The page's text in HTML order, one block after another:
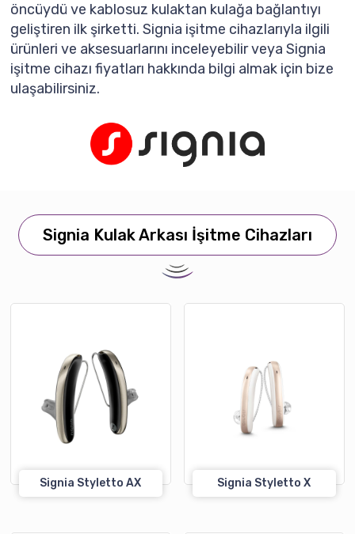
öncüydü ve kablosuz kulaktan kulağa bağlantıyı
geliştiren ilk şirketti. Signia işitme cihazlarıyla ilgili
ürünleri ve aksesuarlarını inceleyebilir veya Signia
işitme cihazı fiyatları hakkında bilgi almak için bize
ulaşabilirsiniz.
Signia Kulak Arkası İşitme Cihazları
Signia Styletto AX Signia Styletto X